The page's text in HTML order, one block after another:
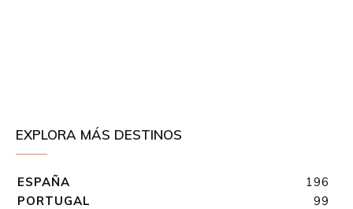
EXPLORA MÁS DESTINOS
ESPAÑA
196
PORTUGAL
99